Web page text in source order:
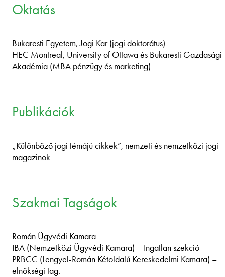
Oktatás
Bukaresti Egyetem, Jogi Kar (jogi doktorátus)
HEC Montreal, University of Ottawa és Bukaresti Gazdasági
Akadémia (MBA pénzügy és marketing)
Publikációk
„Különböző jogi témájú cikkek”, nemzeti és nemzetközi jogi
magazinok
Szakmai Tagságok
Román Ügyvédi Kamara
IBA (Nemzetközi Ügyvédi Kamara) – Ingatlan szekció
PRBCC (Lengyel-Román Kétoldalú Kereskedelmi Kamara) –
elnökségi tag.